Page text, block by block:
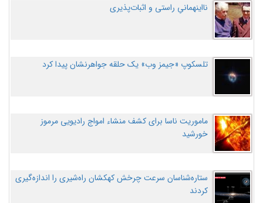
نااینهمانیِ راستی و اثبات‌پذیری
تلسکوپ «جیمز وب» یک حلقه جواهرنشان پیدا کرد
ماموریت ناسا برای کشف منشاء امواج رادیویی مرموز
خورشید
ستاره‌شناسان سرعت چرخش کهکشان راه‌شیری را اندازه‌گیری
کردند